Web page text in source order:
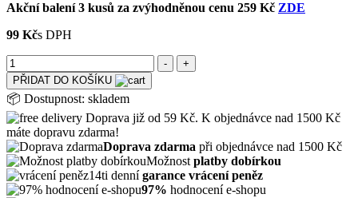
Akční balení 3 kusů za zvýhodněnou cenu 259 Kč ZDE
99 Kčs DPH
PŘIDAT DO KOŠÍKU
📦 Dostupnost: skladem
Doprava již od 59 Kč. K objednávce nad 1500 Kč
máte dopravu zdarma!
Doprava zdarma při objednávce nad 1500 Kč
Možnost platby dobírkou
14ti dennígarance vrácení peněz
97% hodnocení e-shopu